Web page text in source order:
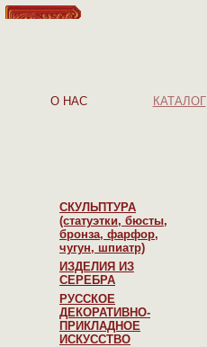
О НАС КАТАЛОГ
СКУЛЬПТУРА
(статуэтки, бюсты,
бронза, фарфор,
чугун, шпиатр)
ИЗДЕЛИЯ ИЗ
СЕРЕБРА
РУССКОЕ
ДЕКОРАТИВНО-
ПРИКЛАДНОЕ
ИСКУССТВО